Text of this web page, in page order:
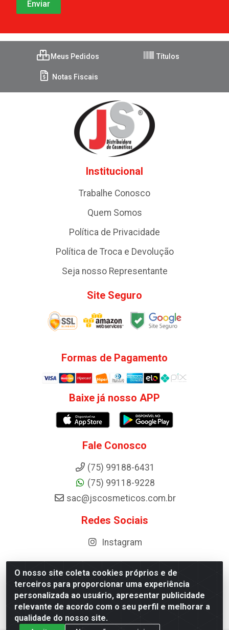
O nosso site coleta cookies próprios e de
terceiros para proporcionar uma experiência
personalizada ao usuário, apresentar publicidade
relevante de acordo com o seu perfil e melhorar a
qualidade do nosso site.
Meus Pedidos Títulos
Notas Fiscais
Institucional
Trabalhe Conosco
Quem Somos
Política de Privacidade
Política de Troca e Devolução
Seja nosso Representante
Site Seguro
Formas de Pagamento
Baixe já nosso APP
Fale Conosco
(75) 99188-6431
(75) 99118-9228
sac@jscosmeticos.com.br
Redes Sociais
Instagram
Distribuidora de Cosméticos Antoneto LTDA - BA-052,
km 87 - Industrial, Ipirá - BA, 44600-000 - CNPJ
10.984.107/0001-75